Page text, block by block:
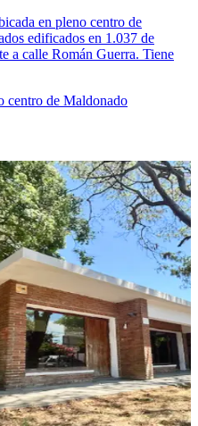
en pleno centro de
edificados en 1.037 de
a calle Román Guerra. Tiene
centro de Maldonado